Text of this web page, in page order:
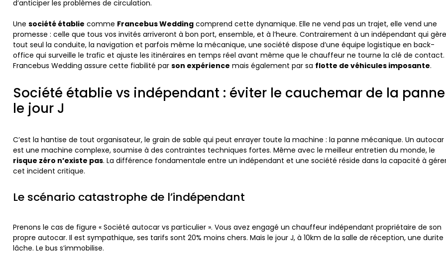
d’anticiper les problèmes de circulation.
Une société établie comme Francebus Wedding comprend cette dynamique. Elle ne vend pas un trajet, elle vend une
promesse : celle que tous vos invités arriveront à bon port, ensemble, et à l’heure. Contrairement à un indépendant qui gère
tout seul la conduite, la navigation et parfois même la mécanique, une société dispose d’une équipe logistique en back-
office qui surveille le trafic et ajuste les itinéraires en temps réel avant même que le chauffeur ne tourne la clé de contact.
Francebus Wedding assure cette fiabilité par son expérience mais également par sa flotte de véhicules imposante.
Société établie vs indépendant : éviter le cauchemar de la panne
le jour J
C’est la hantise de tout organisateur, le grain de sable qui peut enrayer toute la machine : la panne mécanique. Un autocar
est une machine complexe, soumise à des contraintes techniques fortes. Même avec le meilleur entretien du monde, le
risque zéro n’existe pas. La différence fondamentale entre un indépendant et une société réside dans la capacité à
cet incident critique.
Le scénario catastrophe de l’indépendant
Prenons le cas de figure « Société autocar vs particulier ». Vous avez engagé un chauffeur indépendant propriétaire de son
propre autocar. Il est sympathique, ses tarifs sont 20% moins chers. Mais le jour J, à 10km de la salle de réception, une durite
lâche. Le bus s’immobilise.